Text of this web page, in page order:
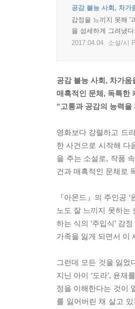
공감 불능 사회, 차가
감정을 느끼지 못해 '
을 섬세하게 그려냈
2017.04.04.
소설/시
공감 불능 사회, 차가움
매혹적인 문체, 독특한
“고통과 공감의 능력
영화보다 강렬하고 드
한 사건으로 시작해 다
을 주는 소설로, 작품
건과 매혹적인 문체로
『아몬드』의 주인공
노도 잘 느끼지 못하는
하는 식의 ‘주입식’ 감
가족을 잃게 되면서 이
그런데 모든 것을 잃었
지닌 아이 ‘도라’, 윤
정을 이해한다는 것이
를 잃어버린 채 살고